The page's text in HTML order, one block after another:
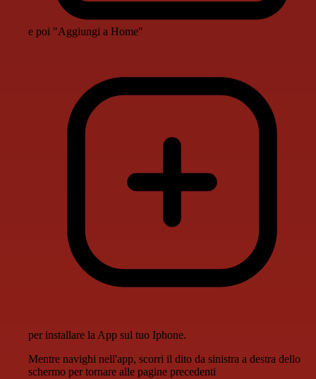
e poi "Aggiungi a Home"
per installare la App sul tuo Iphone.
Mentre navighi nell'app, scorri il dito da sinistra a destra dello
schermo per tornare alle pagine precedenti